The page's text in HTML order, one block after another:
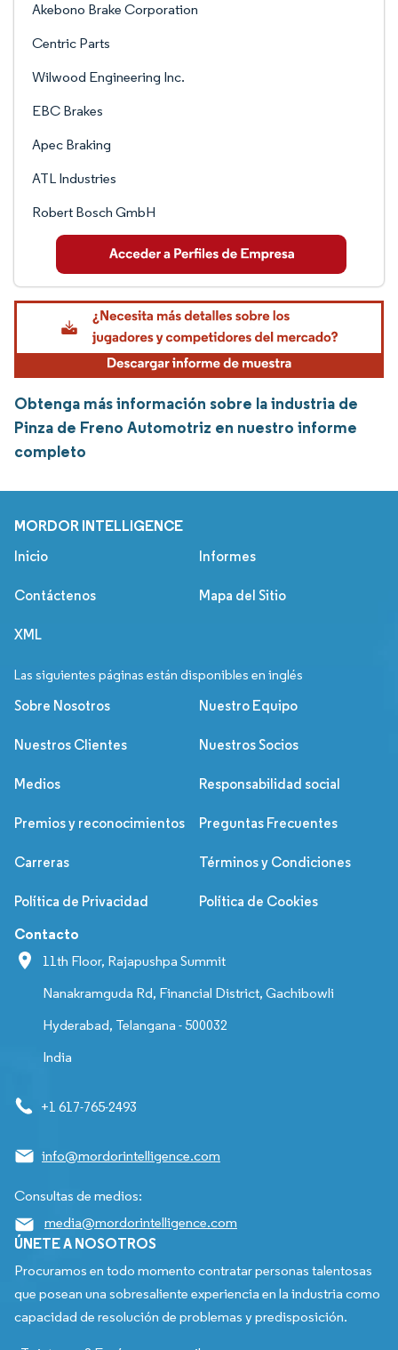
Akebono Brake Corporation
Centric Parts
Wilwood Engineering Inc.
EBC Brakes
Apec Braking
ATL Industries
Robert Bosch GmbH
Obtenga más información sobre la industria de
Pinza de Freno Automotriz en nuestro informe
completo
MORDOR INTELLIGENCE
Inicio Informes
Contáctenos Mapa del Sitio
XML
Las siguientes páginas están disponibles en inglés
Sobre Nosotros Nuestro Equipo
Nuestros Clientes Nuestros Socios
Medios Responsabilidad social
Premios y reconocimientos Preguntas Frecuentes
Carreras Términos y Condiciones
Política de Privacidad Política de Cookies
Contacto
11th Floor, Rajapushpa Summit
Nanakramguda Rd, Financial District, Gachibowli
Hyderabad, Telangana - 500032
India
+1 617-765-2493
info@mordorintelligence.com
Consultas de medios:
media@mordorintelligence.com
ÚNETE A NOSOTROS
Procuramos en todo momento contratar personas talentosas
que posean una sobresaliente experiencia en la industria como
capacidad de resolución de problemas y predisposición.